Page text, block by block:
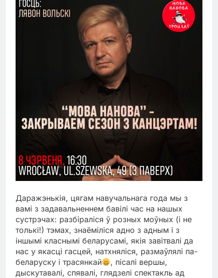
Даражэнькія, цягам навучальнага года мы з
вамі з задавальненнем бавілі час на нашых
сустрэчах: разбіраліся ў розных моўных (і не
толькі!) тэмах, знаёміліся адно з адным і з
іншымі класнымі беларусамі, якія завітвалі да
нас у якасці гасцей, натхняліся, размаўлялі па-
беларуску і трасянкай
, пісалі вершы,
дыскутавалі, спявалі, глядзелі спектакль ад